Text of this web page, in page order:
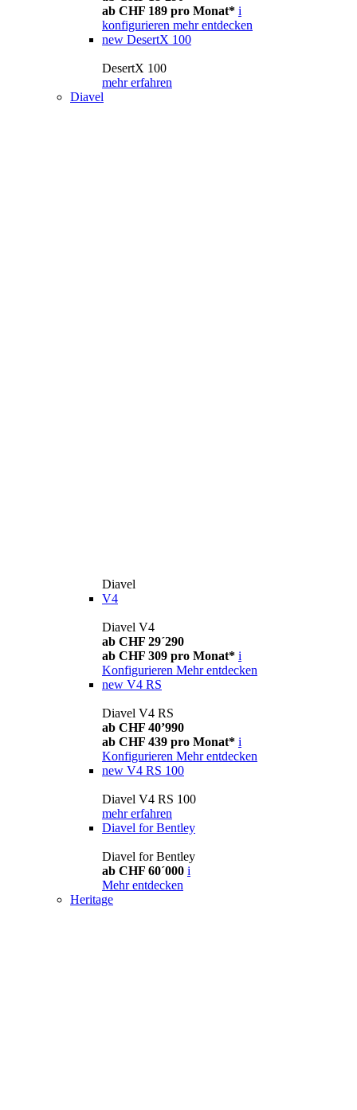
ab CHF 189 pro Monat* i
konfigurieren mehr entdecken
new DesertX 100
DesertX 100
mehr erfahren
Diavel
Diavel
V4
Diavel V4
ab CHF 29´290
ab CHF 309 pro Monat* i
Konfigurieren Mehr entdecken
new V4 RS
Diavel V4 RS
ab CHF 40’990
ab CHF 439 pro Monat* i
Konfigurieren Mehr entdecken
new V4 RS 100
Diavel V4 RS 100
mehr erfahren
Diavel for Bentley
Diavel for Bentley
ab CHF 60´000 i
Mehr entdecken
Heritage